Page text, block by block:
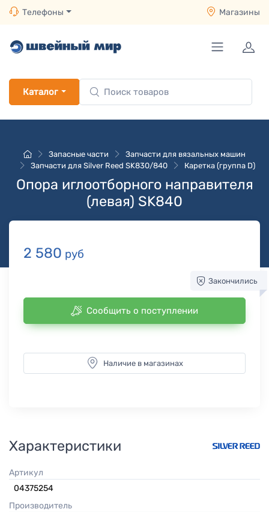
Телефоны Магазины
Каталог
Запасные части
Запчасти для вязальных машин
Запчасти для Silver Reed SK830/840
Каретка (группа D)
Опора иглоотборного направителя
(левая) SK840
2 580 руб
Закончились
Сообщить о поступлении
Наличие в магазинах
Характеристики
Артикул
04375254
Производитель